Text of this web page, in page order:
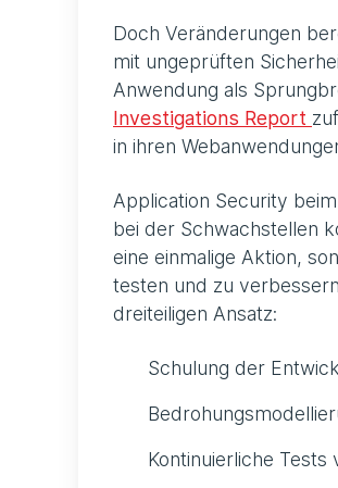
Doch Veränderungen
mit ungeprüften
Anwendung als
Investigations Report
in ihren
Application Security
bei der Schwachstellen
eine einmalige Aktion,
testen und zu
dreiteiligen Ansatz:
Schulung der
Kontinuierliche